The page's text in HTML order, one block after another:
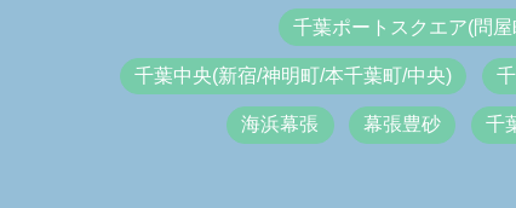
千葉ポートスクエア(問
千葉中央(新宿/神明町/本千葉町/中央)
海浜幕張 幕張豊砂 千